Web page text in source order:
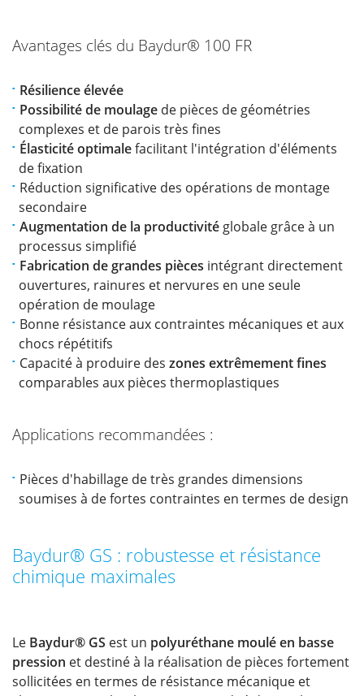
Avantages clés du Baydur® 100 FR
Résilience élevée
Possibilité de moulage de pièces de géométries
complexes et de parois très fines
Élasticité optimalefacilitant l'intégration d'éléments
de fixation
Réduction significative des opérations de montage
secondaire
Augmentation de la productivité globale grâce à un
processus simplifié
Fabrication de grandes pièces intégrant directement
ouvertures, rainures et nervures en une seule
opération de moulage
Bonne résistance aux contraintes mécaniques et aux
chocs répétitifs
Capacité à produire des zones extrêmement fines
comparables aux pièces thermoplastiques
Applications recommandées :
Pièces d'habillage de très grandes dimensions
soumises à de fortes contraintes en termes de design
Baydur® GS : robustesse et résistance
chimique maximales
Le Baydur® GS est un polyuréthane moulé en basse
pression et destiné à la réalisation de pièces fortement
sollicitées en termes de résistance mécanique et